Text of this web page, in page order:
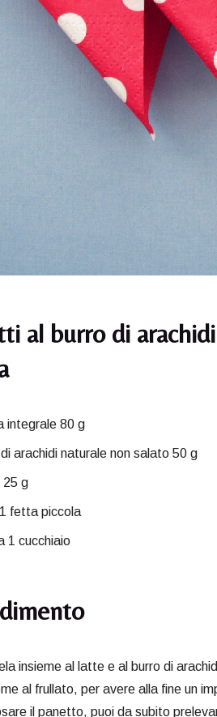
al burro di
integrale 80 g
arachidi naturale non salato 50 g
25 g
fetta piccola
1 cucchiaio
insieme al latte e al burro di
al frullato, per avere alla fine un
il panetto, puoi da subito